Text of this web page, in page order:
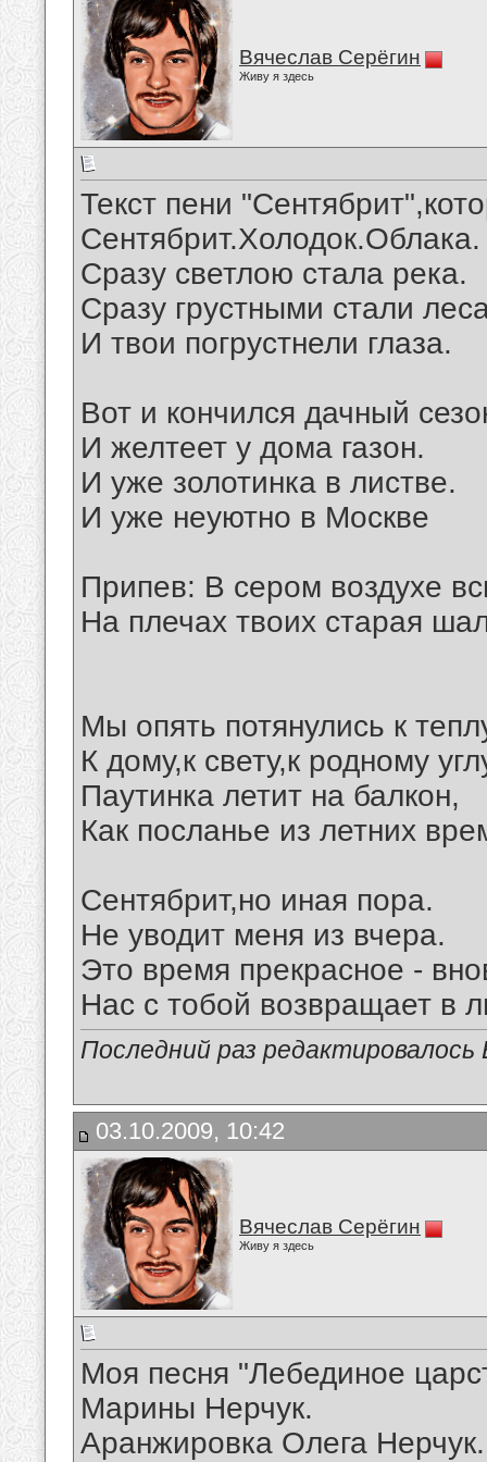
Вячеслав Серёгин
Живу я здесь
Текст пени
Сентябрит.Холодок.Облака.
Сразу светлою стала река.
Сразу грустными стали
И твои погрустнели глаза.
Вот и кончился дачный
И желтеет у дома газон.
И уже золотинка в листве.
И уже неуютно в Москве
Припев: В сером воздухе
На плечах твоих старая
Мы опять потянулись к
К дому,к свету,к родному
Паутинка летит на балкон,
Как посланье из летних
Сентябрит,но иная пора.
Не уводит меня из вчера.
Это время прекрасное -
Нас с тобой возвращает в
Последний раз
03.10.2009, 10:42
Вячеслав Серёгин
Живу я здесь
Моя песня "Лебединое
Марины Нерчук.
Аранжировка Олега